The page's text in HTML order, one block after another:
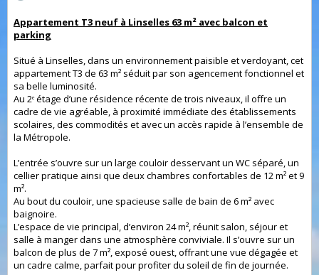
Appartement T3 neuf à Linselles 63 m² avec balcon et
parking
Situé à Linselles, dans un environnement paisible et verdoyant, cet
appartement T3 de 63 m² séduit par son agencement fonctionnel et
sa belle luminosité.
Au 2ᵉ étage d’une résidence récente de trois niveaux, il offre un
cadre de vie agréable, à proximité immédiate des établissements
scolaires, des commodités et avec un accès rapide à l’ensemble de
la Métropole.
L’entrée s’ouvre sur un large couloir desservant un WC séparé, un
cellier pratique ainsi que deux chambres confortables de 12 m² et 9
m².
Au bout du couloir, une spacieuse salle de bain de 6 m² avec
baignoire.
L’espace de vie principal, d’environ 24 m², réunit salon, séjour et
salle à manger dans une atmosphère conviviale. Il s’ouvre sur un
balcon de plus de 7 m², exposé ouest, offrant une vue dégagée et
un cadre calme, parfait pour profiter du soleil de fin de journée.